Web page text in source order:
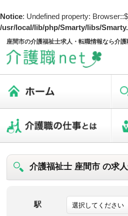
Notice: Undefined property:
/usr/local/lib/php/Smarty/libs/
座間市の介護福祉士求人・転職情報なら介
介護福祉士 座間市 の求
駅